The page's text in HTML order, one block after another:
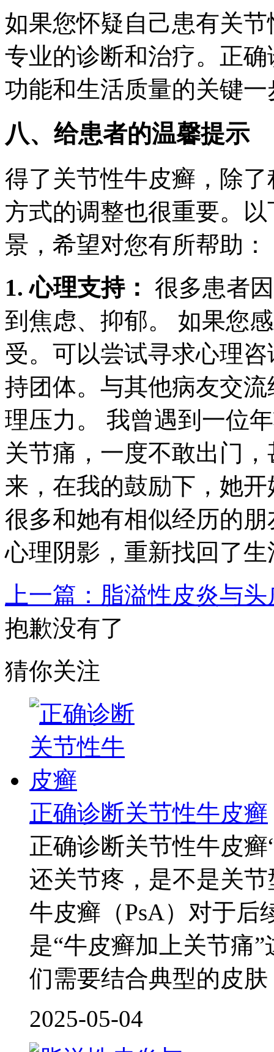
如果您怀疑自己患有关
专业的诊断和治疗。正
功能和生活质量的关键
八、给患者的温馨提示
得了关节性牛皮癣，除
方式的调整也很重要。
景，希望对您有所帮助：
1. 心理支持： 很多患者
到焦虑、抑郁。 如果您
受。可以尝试寻求心理
持团体。与其他病友交
理压力。 我曾遇到一位
关节痛，一度不敢出门
来，在我的鼓励下，她
很多和她有相似经历的
心理阴影，重新找回了
上一篇：脂溢性皮炎与
抱歉没有了
猜你关注
正确诊断关节性牛皮癣
正确诊断关节性牛皮
还关节疼，是不是关
牛皮癣（PsA）对于后
是“牛皮癣加上关节痛
们需要结合典型的皮肤
2025-05-04